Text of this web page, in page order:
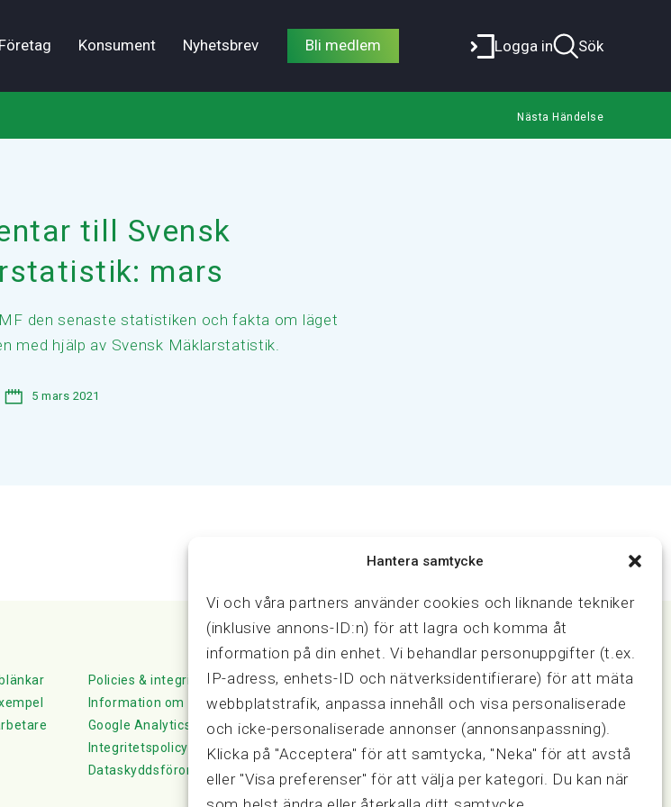
Hantera samtycke
Vi och våra partners använder cookies och liknande tekniker
(inklusive annons-ID:n) för att lagra och komma åt
information på din enhet. Vi behandlar personuppgifter (t.ex.
IP-adress, enhets-ID och nätverksidentifierare) för att mäta
webbplatstrafik, anpassa innehåll och visa personaliserade
och icke-personaliserade annonser (annonsanpassning).
Klicka på "Acceptera" för att samtycka, "Neka" för att avstå
eller "Visa preferenser" för att välja per kategori. Du kan när
Företag Konsument Nyhetsbrev Bli medlem Logga in Sök
Nästa Händelse
till Svensk
mars
den senaste statistiken och fakta om läget
med hjälp av Svensk Mäklarstatistik.
5 mars 2021
Policies & integritet
Information om Cookie-hantering och
Google Analytics
Integritetspolicy
Dataskyddsförordningen
Samarbeten
Press & media
Fastighetsmäklarinspektionen
FRN, Fastighetsmarknadens
reklamationsnämnd